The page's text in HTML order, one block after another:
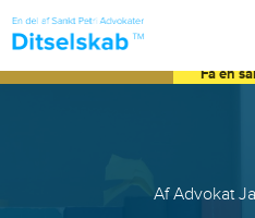
Af Advokat
Få en